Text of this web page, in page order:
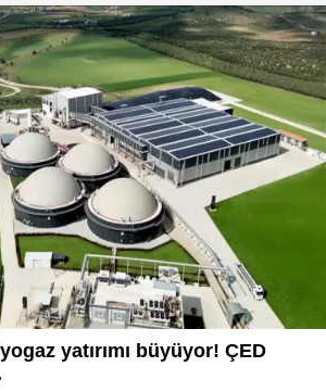
yatırımı büyüyor! ÇED